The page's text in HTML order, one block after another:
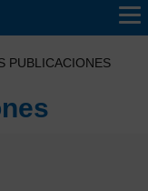
PUBLICACIONES